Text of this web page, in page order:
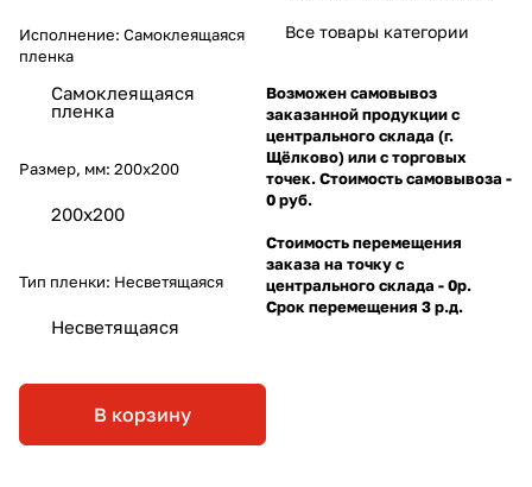
Исполнение: Самоклеящаяся
пленка
Самоклеящаяся
пленка
Размер, мм: 200х200
200х200
Тип пленки: Несветящаяся
Несветящаяся
В корзину
Все товары категории
Возможен самовывоз
заказанной продукции с
центрального склада (г.
Щёлково) или с торговых
точек. Стоимость самовывоза -
0 руб.
Стоимость перемещения
заказа на точку с
центрального склада - 0р.
Срок перемещения 3 р.д.